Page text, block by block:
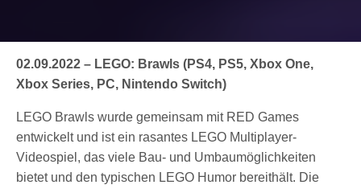
02.09.2022 – LEGO: Brawls (PS4, PS5, Xbox One,
Xbox Series, PC, Nintendo Switch)
LEGO Brawls wurde gemeinsam mit RED Games
entwickelt und ist ein rasantes LEGO Multiplayer-
Videospiel, das viele Bau- und Umbaumöglichkeiten
bietet und den typischen LEGO Humor bereithält. Die